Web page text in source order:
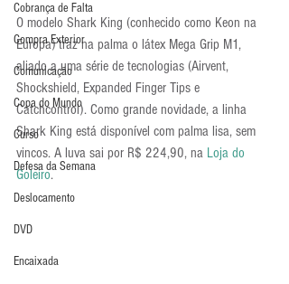
Cobrança de Falta
Compra Exterior
Comunicação
Copa do Mundo
Curso
Defesa da Semana
Deslocamento
DVD
Encaixada
O modelo Shark King (conhecido como Keon na
Europa) traz na palma o látex Mega Grip M1,
aliado a uma série de tecnologias (Airvent,
Shockshield, Expanded Finger Tips e
Catchcontrol). Como grande novidade, a linha
Shark King está disponível com palma lisa, sem
vincos. A luva sai por R$ 224,90, na Loja do
Goleiro.